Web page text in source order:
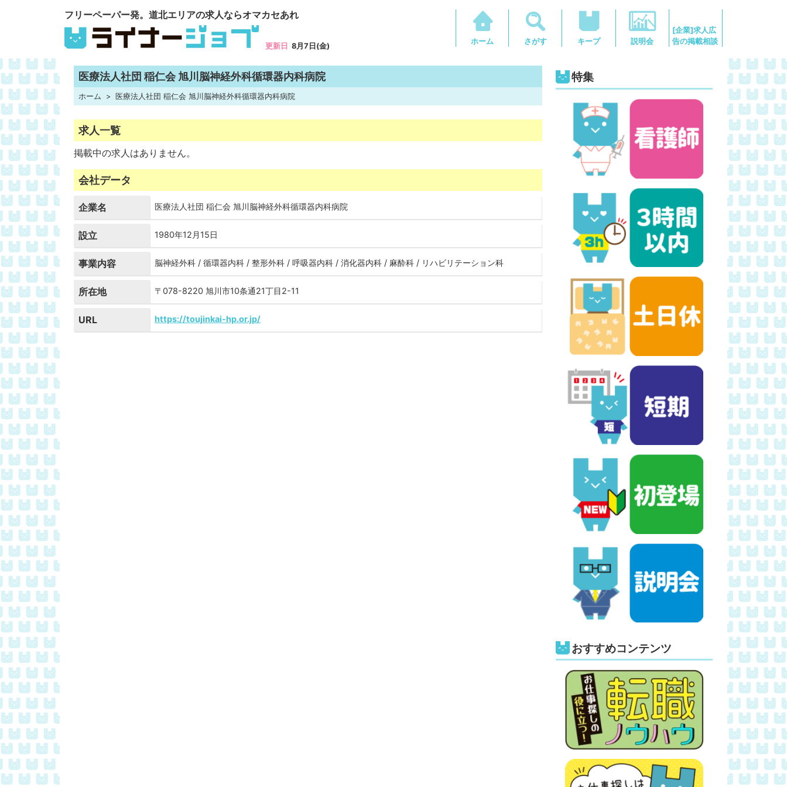
フリーペーパー発。道北エリアの求人ならオマカセあれ
更新日 8月7日(金)
ホーム さがす キープ 説明会
[企業]求人広
告の掲載相談
医療法人社団 稲仁会 旭川脳神経外科循環器内科病院
ホーム 医療法人社団 稲仁会 旭川脳神経外科循環器内科病院
求人一覧
掲載中の求人はありません。
会社データ
企業名 医療法人社団 稲仁会 旭川脳神経外科循環器内科病院
設立 1980年12月15日
事業内容 脳神経外科 / 循環器内科 / 整形外科 / 呼吸器内科 / 消化器内科 / 麻酔科 / リハビリテーション科
所在地 〒078-8220 旭川市10条通21丁目2-11
URL https://toujinkai-hp.or.jp/
特集
おすすめコンテンツ